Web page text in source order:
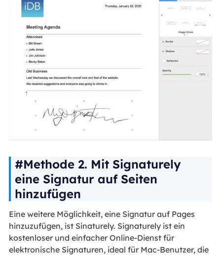
#Methode 2. Mit Signaturely
eine Signatur auf Seiten
hinzufügen
Eine weitere Möglichkeit, eine Signatur auf Pages
hinzuzufügen, ist Sinaturely. Signaturely ist ein
kostenloser und einfacher Online-Dienst für
elektronische Signaturen, ideal für Mac-Benutzer, die